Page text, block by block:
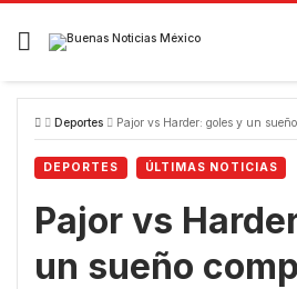
Skip
content
Deportes Pajor vs Harder: goles y un
DEPORTES ÚLTIMAS NOTICIAS
Pajor vs
un sueño